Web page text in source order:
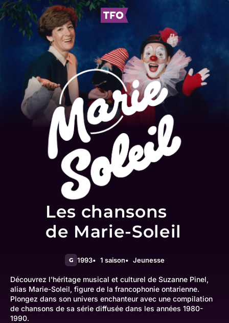
Les chansons
de Marie-Soleil
G 1993 1 saison Jeunesse
Découvrez l'héritage musical et culturel de Suzanne Pinel,
alias Marie-Soleil, figure de la francophonie ontarienne.
Plongez dans son univers enchanteur avec une compilation
de chansons de sa série diffusée dans les années 1980-
1990.